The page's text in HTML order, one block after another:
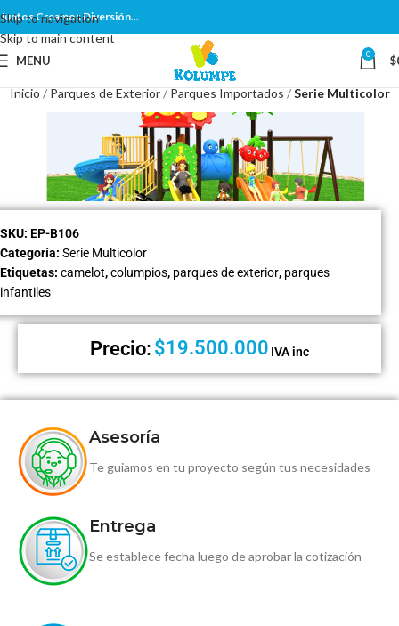
Skip to navigation
Skip to main content
Juntos Creamos Diversión...
MENU 0 $
Inicio Parques de Exterior Parques Importados Serie Multicolor
SKU: EP-B106
Categoría: Serie Multicolor
Etiquetas: camelot,columpios, parques de exterior, parques
infantiles
Precio: $19.500.000 IVA inc
Asesoría
Te guiamos en tu proyecto según tus necesidades
Entrega
Se establece fecha luego de aprobar la cotización